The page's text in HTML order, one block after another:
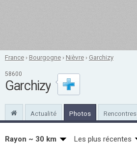
France ›Bourgogne ›Nièvre ›Garchizy
58600
Garchizy
Actualité Photos Rencontres
Rayon ~ 30 km Les plus récentes